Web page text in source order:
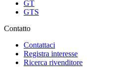
GT
GTS
Contatto
Contattaci
Registra interesse
Ricerca rivenditore